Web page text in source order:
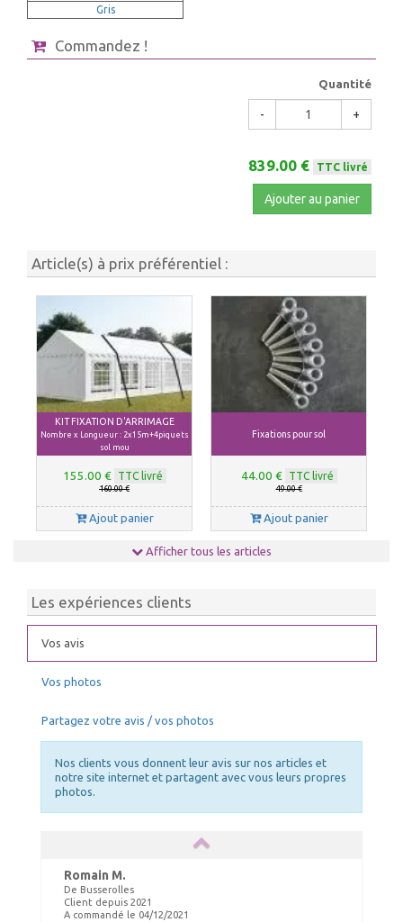
Gris
Commandez !
Quantité
- +
839.00 € TTC livré
Ajouter au panier
Article(s) à prix préférentiel :
KIT FIXATION D'ARRIMAGE
Nombre x Longueur : 2x15m+4piquets
sol mou
155.00 € TTC livré
160.00 €
Ajout panier
Fixations pour sol
44.00 € TTC livré
49.00 €
Ajout panier
ELASTIQUES LONGS
55.00 € TTC livré
59.00 €
Ajout panier
43.00 €
Ajout panier
Afficher tous les articles
Les expériences clients
Vos avis
Vos photos
Partagez votre avis / vos photos
Nos clients vous donnent leur avis sur nos articles et
notre site internet et partagent avec vous leurs propres
photos.
Romain M.
De Busserolles
Client depuis 2021
A commandé le 04/12/2021